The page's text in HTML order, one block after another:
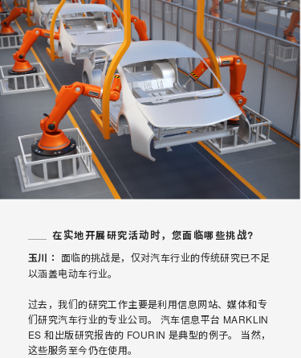
在实地开展研究活动时，您面临哪些挑战?
玉川： 面临的挑战是，仅对汽车行业的传统研究已不足
以涵盖电动车行业。
过去，我们的研究工作主要是利用信息网站、媒体和专
们研究汽车行业的专业公司。 汽车信息平台 MARKLIN
ES 和出版研究报告的 FOURIN 是典型的例子。 当然，
这些服务至今仍在使用。